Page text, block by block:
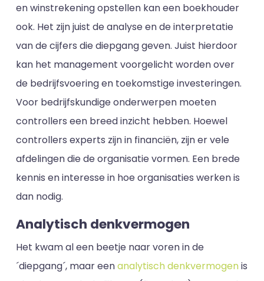
en winstrekening opstellen kan een boekhouder
ook. Het zijn juist de analyse en de interpretatie
van de cijfers die diepgang geven. Juist hierdoor
kan het management voorgelicht worden over
de bedrijfsvoering en toekomstige investeringen.
Voor bedrijfskundige onderwerpen moeten
controllers een breed inzicht hebben. Hoewel
controllers experts zijn in financiën, zijn er vele
afdelingen die de organisatie vormen. Een brede
kennis en interesse in hoe organisaties werken is
dan nodig.
Analytisch denkvermogen
Het kwam al een beetje naar voren in de
´diepgang´, maar eenanalytisch denkvermogenis